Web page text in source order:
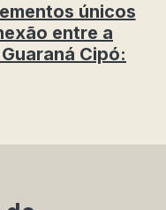
únicos
entre a
Cipó: